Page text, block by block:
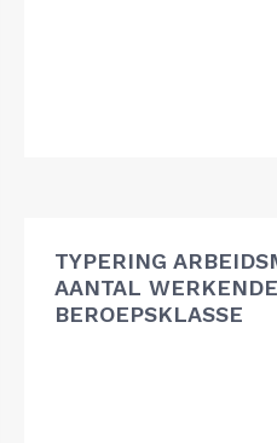
TYPERING
AANTAL
BEROEPSKLASSE